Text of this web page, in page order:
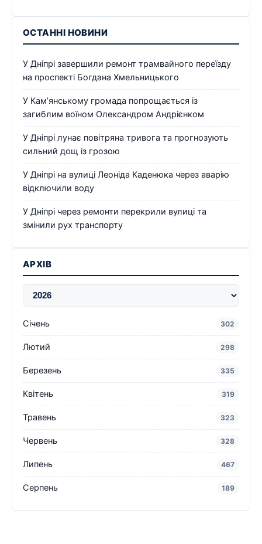
ОСТАННІ НОВИНИ
У Дніпрі завершили ремонт трамвайного переїзду
на проспекті Богдана Хмельницького
У Кам’янському громада попрощається із
загиблим воїном Олександром Андрієнком
У Дніпрі лунає повітряна тривога та прогнозують
сильний дощ із грозою
У Дніпрі на вулиці Леоніда Каденюка через аварію
відключили воду
У Дніпрі через ремонти перекрили вулиці та
змінили рух транспорту
АРХІВ
Січень 302
Лютий 298
Березень 335
Квітень 319
Травень 323
Червень 328
Липень 467
Серпень 189